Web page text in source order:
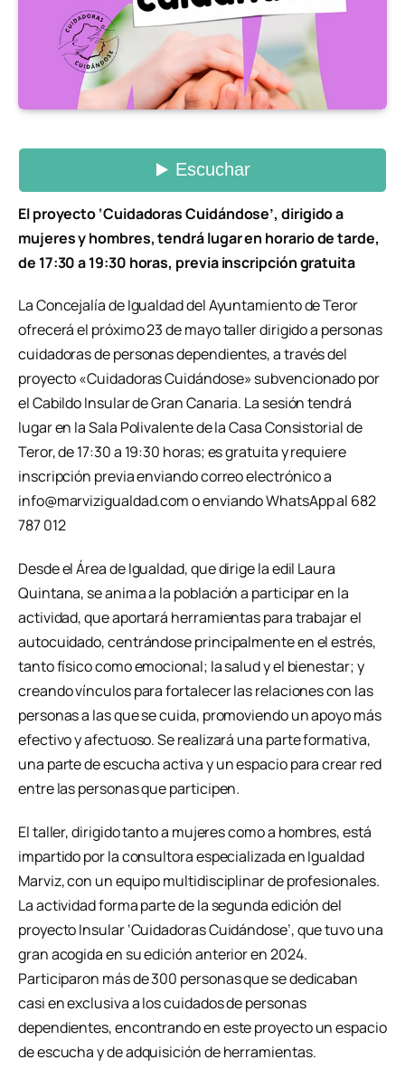
El proyecto ‘Cuidadoras Cuidándose’, dirigido a
mujeres y hombres, tendrá lugar en horario de tarde,
de 17:30 a 19:30 horas, previa inscripción gratuita
La Concejalía de Igualdad del Ayuntamiento de Teror
ofrecerá el próximo 23 de mayo taller dirigido a personas
cuidadoras de personas dependientes, a través del
proyecto «Cuidadoras Cuidándose» subvencionado por
el Cabildo Insular de Gran Canaria. La sesión tendrá
lugar en la Sala Polivalente de la Casa Consistorial de
Teror, de 17:30 a 19:30 horas; es gratuita y requiere
inscripción previa enviando correo electrónico a
info@marvizigualdad.com o enviando WhatsApp al 682
787 012
Desde el Área de Igualdad, que dirige la edil Laura
Quintana, se anima a la población a participar en la
actividad, que aportará herramientas para trabajar el
autocuidado, centrándose principalmente en el estrés,
tanto físico como emocional; la salud y el bienestar; y
creando vínculos para fortalecer las relaciones con las
personas a las que se cuida, promoviendo un apoyo más
efectivo y afectuoso. Se realizará una parte formativa,
una parte de escucha activa y un espacio para crear red
entre las personas que participen.
El taller, dirigido tanto a mujeres como a hombres, está
impartido por la consultora especializada en Igualdad
Marviz, con un equipo multidisciplinar de profesionales.
La actividad forma parte de la segunda edición del
proyecto Insular ‘Cuidadoras Cuidándose’, que tuvo una
gran acogida en su edición anterior en 2024.
Participaron más de 300 personas que se dedicaban
casi en exclusiva a los cuidados de personas
dependientes, encontrando en este proyecto un espacio
de escucha y de adquisición de herramientas.